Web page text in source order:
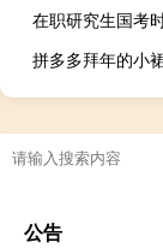
在职研究生国考
拼多多拜年的小
公告